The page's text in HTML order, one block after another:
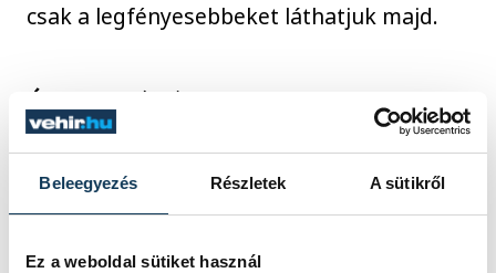
Beleegyezés Részletek A sütikről
Ez a weboldal sütiket használ
csak a legfényesebbeket láthatjuk majd.
Égi fogyókúra
A holdfogyatkozásokkal idén sem lesz
szerencsénk: május 16-án ugyan teljes
holdfogyatkozás lesz, tőlünk azonban csak